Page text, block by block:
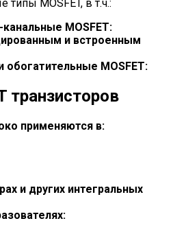
MOSFET, в т.ч.:
MOSFET:
и встроенным
MOSFET:
транзисторов
применяются в:
и других интегральных